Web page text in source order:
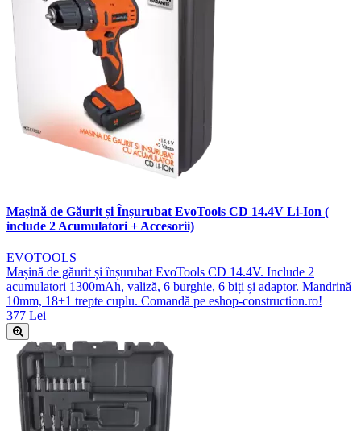
Mașină de Găurit și Înșurubat EvoTools CD 14.4V Li-Ion (
include 2 Acumulatori + Accesorii)
EVOTOOLS
Mașină de găurit și înșurubat EvoTools CD 14.4V. Include 2
acumulatori 1300mAh, valiză, 6 burghie, 6 biți și adaptor. Mandrină
10mm, 18+1 trepte cuplu. Comandă pe eshop-construction.ro!
377 Lei